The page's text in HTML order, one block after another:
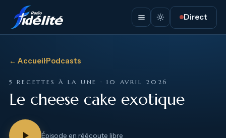
Direct
← Accueil·Podcasts
5 RECETTES À LA UNE · 10 AVRIL 2026
Le cheese cake exotique
Épisode en réécoute libre